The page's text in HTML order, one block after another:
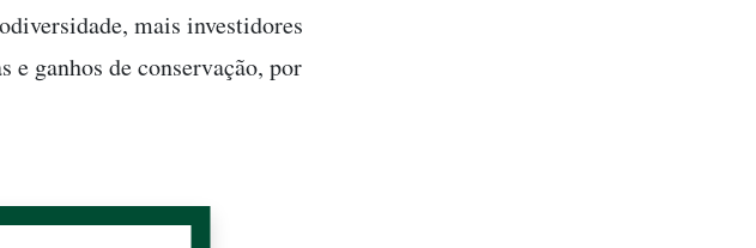
mais investidores
e ganhos de conservação, por